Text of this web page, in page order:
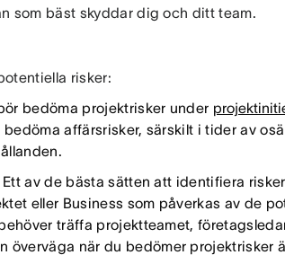
som bäst skyddar dig och ditt team.
risker:
bedöma projektrisker under
affärsrisker, särskilt i tider av
Ett av de bästa sätten att identifiera
eller Business som påverkas av de
träffa projektteamet,
överväga när du bedömer projektrisker